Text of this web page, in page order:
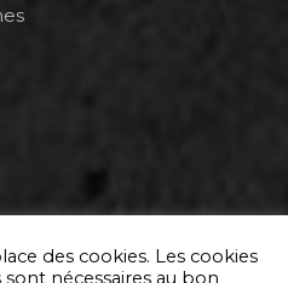
12h30-17h00
des cookies. Les cookies
nécessaires au bon